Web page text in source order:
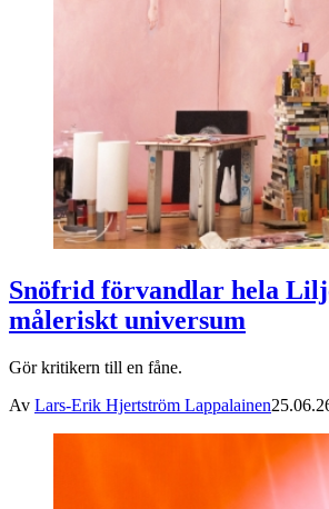
Snöfrid förvandlar hela
måleriskt universum
Gör kritikern till en fåne.
Av Lars-Erik Hjertström Lappalainen